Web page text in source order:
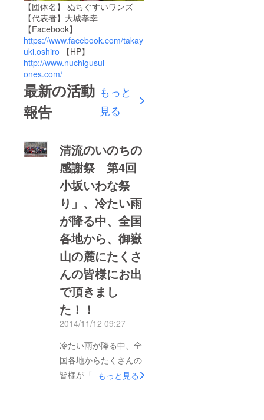
【団体名】 ぬちぐすいワンズ
【代表者】大城孝幸
【Facebook】
https://www.facebook.com/takay
uki.oshiro 【HP】
http://www.nuchigusui-
ones.com/
最新の活動
報告
もっと
見る
清流のいのちの
感謝祭 第4回
小坂いわな祭
り」、冷たい雨
が降る中、全国
各地から、御嶽
山の麓にたくさ
んの皆様にお出
で頂きまし
た！！
2014/11/12 09:27
冷たい雨が降る中、全
国各地からたくさんの
皆様が「清流のいのち
もっと見る